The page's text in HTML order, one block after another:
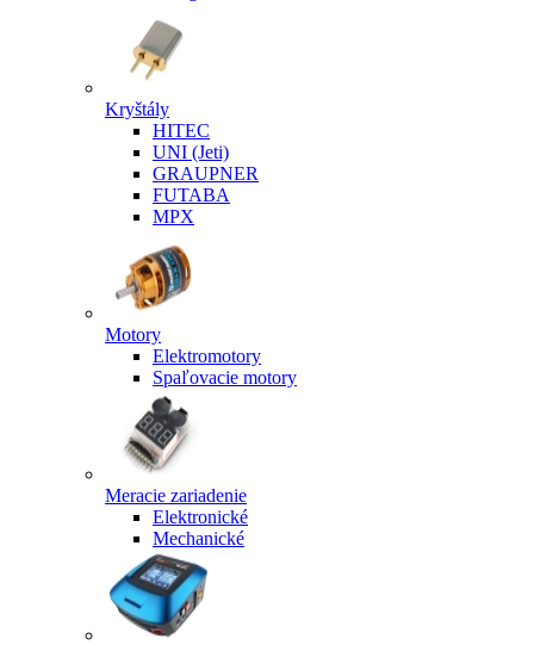
Kryštály
HITEC
UNI (Jeti)
GRAUPNER
FUTABA
MPX
Motory
Elektromotory
Spaľovacie motory
Meracie zariadenie
Elektronické
Mechanické